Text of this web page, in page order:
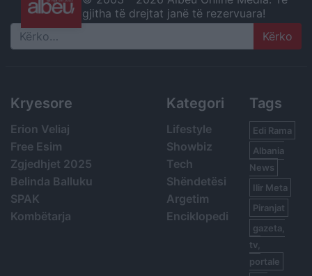
gjitha të drejtat janë të rezervuara!
Search
Kryesore
Erion Veliaj
Free Esim
Zgjedhjet 2025
Belinda Balluku
SPAK
Kombëtarja
Kategori
Lifestyle
Showbiz
Tech
Shëndetësi
Argetim
Enciklopedi
Tags
Edi Rama
Albania
News
Ilir Meta
Piranjat
gazeta,
tv,
portale